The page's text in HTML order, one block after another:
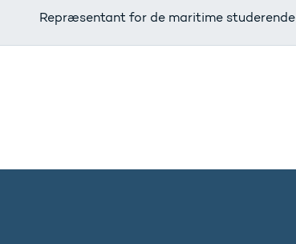
Repræsentant for de maritime studerende